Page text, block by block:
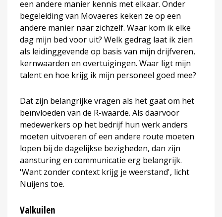
een andere manier kennis met elkaar. Onder
begeleiding van Movaeres keken ze op een
andere manier naar zichzelf. Waar kom ik elke
dag mijn bed voor uit? Welk gedrag laat ik zien
als leidinggevende op basis van mijn drijfveren,
kernwaarden en overtuigingen. Waar ligt mijn
talent en hoe krijg ik mijn personeel goed mee?
Dat zijn belangrijke vragen als het gaat om het
beïnvloeden van de R-waarde. Als daarvoor
medewerkers op het bedrijf hun werk anders
moeten uitvoeren of een andere route moeten
lopen bij de dagelijkse bezigheden, dan zijn
aansturing en communicatie erg belangrijk.
'Want zonder context krijg je weerstand', licht
Nuijens toe.
Valkuilen